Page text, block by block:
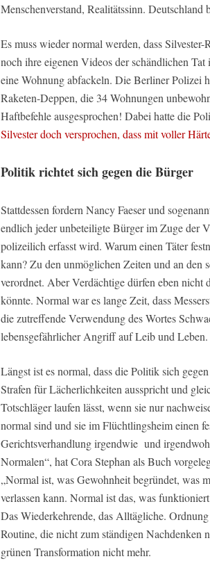
Menschenverstand, Realitätssinn.
Es muss wieder normal werden, dass
noch ihre eigenen Videos der schändlichen
eine Wohnung abfackeln. Die Berliner Polizei
Raketen-Deppen, die 34 Wohnungen
Haftbefehle ausgesprochen! Dabei hatte die
Silvester doch versprochen, dass mit voller
Politik richtet sich gegen die Bürger
Stattdessen fordern Nancy Faeser und
endlich jeder unbeteiligte Bürger im Zuge der
polizeilich erfasst wird. Warum einen Täter
kann? Zu den unmöglichen Zeiten und an den
verordnet. Aber Verdächtige dürfen eben nicht
könnte. Normal war es lange Zeit, dass
die zutreffende Verwendung des Wortes
lebensgefährlicher Angriff auf Leib und Leben.
Längst ist es normal, dass die Politik sich
Strafen für Lächerlichkeiten ausspricht und
Totschläger laufen lässt, wenn sie nur
normal sind und sie im Flüchtlingsheim einen
Gerichtsverhandlung irgendwie und
Normalen“, hat Cora Stephan als Buch
„Normal ist, was Gewohnheit begründet, was
verlassen kann. Normal ist das, was
Das Wiederkehrende, das Alltägliche.
Routine, die nicht zum ständigen Nachdenken
grünen Transformation nicht mehr.